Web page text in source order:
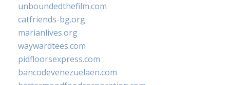
unboundedthefilm.com
catfriends-bg.org
marianlives.org
waywardtees.com
pidfloorsexpress.com
bancodevenezuelaen.com